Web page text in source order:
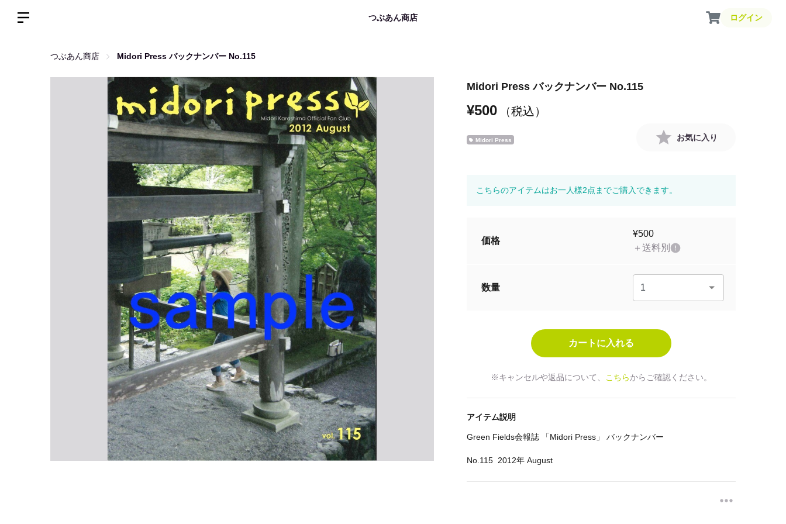
つぶあん商店 ログイン
つぶあん商店 Midori Press バックナンバー No.115
Midori Press バックナンバー No.115
¥500 （税込）
Midori Press お気に入り
こちらのアイテムはお一人様2点までご購入できます。
価格
¥500
＋送料別
数量
※キャンセルや返品について、 こちらからご確認ください。
アイテム説明
Green Fields会報誌 「Midori Press」 バックナンバー
No.1152012年 August